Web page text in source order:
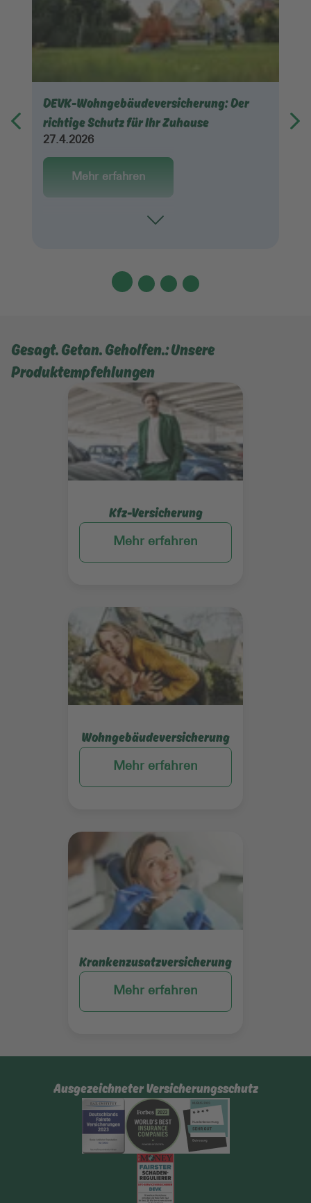
DEVK-Wohngebäudeversicherung: Der
richtige Schutz für Ihr Zuhause
27.4.2026
Mehr erfahren
Gesagt. Getan. Geholfen.: Unsere
Produktempfehlungen
Kfz-Versicherung
Mehr erfahren
Mehr erfahren
Wohngebäudeversicherung
Mehr erfahren
Mehr erfahren
Krankenzusatzversicherung
Mehr erfahren
Mehr erfahren
Ausgezeichneter Versicherungsschutz